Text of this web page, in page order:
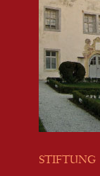
STIFTUNG